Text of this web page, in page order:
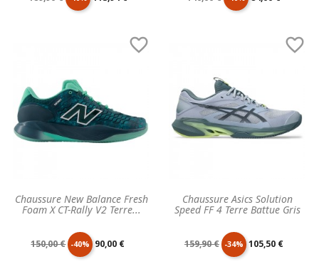
Chaussure New Balance Fresh
Foam X CT-Rally V2 Terre...

Prix
150,00 € -40% Prix
90,00 €
Chaussure Asics Solution
Speed FF 4 Terre Battue Gris

Prix
159,90 € -34% Prix
105,50 €